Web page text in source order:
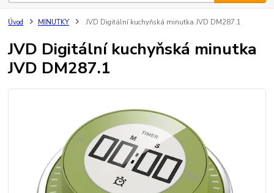
Úvod MINUTKY JVD Digitální kuchyňská minutka JVD DM287.1
JVD Digitální kuchyňská minutka
JVD DM287.1